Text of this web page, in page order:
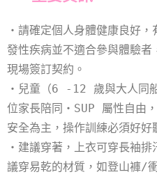
・請確定個人身體健康良好
發性疾病並不適合參與體驗
現場簽訂契約。
・兒童（6 -12 歲與大人同
位家長陪同・SUP 屬性自由
安全為主，操作訓練必須好好
・建議穿著，上衣可穿長袖
議穿易乾的材質，如登山褲/